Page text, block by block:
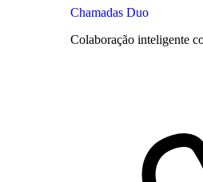
Chamadas Duo
Colaboração inteligente